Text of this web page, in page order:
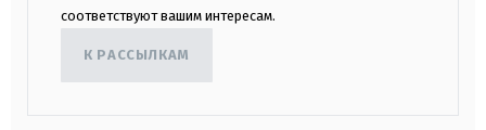
соответствуют вашим интересам.
К РАССЫЛКАМ